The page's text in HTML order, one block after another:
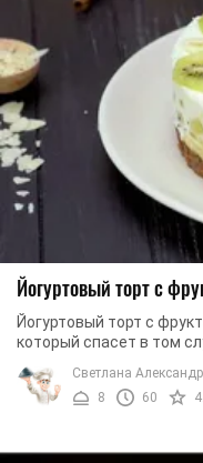
Йогуртовый торт с
Йогуртовый торт с
который спасет в том
Светлана
8
60